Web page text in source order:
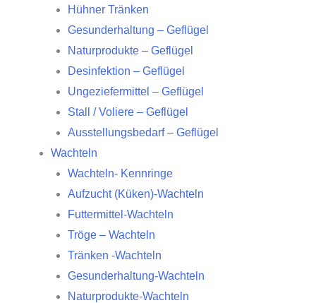
Hühner Tränken
Gesunderhaltung – Geflügel
Naturprodukte – Geflügel
Desinfektion – Geflügel
Ungeziefermittel – Geflügel
Stall / Voliere – Geflügel
Ausstellungsbedarf – Geflügel
Wachteln
Wachteln- Kennringe
Aufzucht (Küken)-Wachteln
Futtermittel-Wachteln
Tröge – Wachteln
Tränken -Wachteln
Gesunderhaltung-Wachteln
Naturprodukte-Wachteln